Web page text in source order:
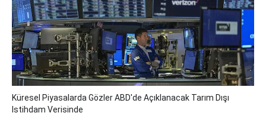
Küresel Piyasalarda Gözler ABD'de Açıklanacak Tarım Dışı
Istihdam Verisinde